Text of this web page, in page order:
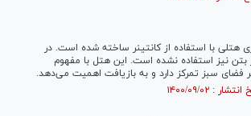
هتلی با استفاده از کانتینر ساخته شده است. در
بتن نیز استفاده نشده است. این هتل با مفهوم
بر فضای سبز تمرکز دارد و به بازیافت اهمیت می‌دهد.